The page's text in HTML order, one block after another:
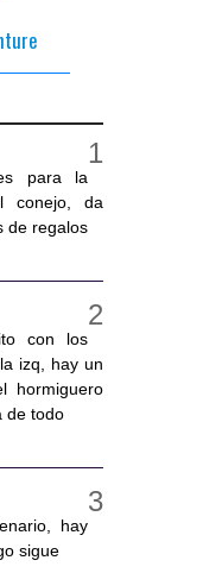
para la
conejo, da
de regalos
con los
izq, hay un
hormiguero
de todo
hay
sigue